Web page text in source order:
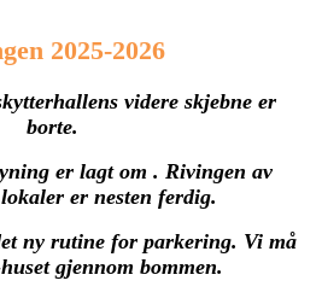
2025-2026
videre skjebne er
borte.
er lagt om . Rivingen av
er nesten ferdig.
ny rutine for parkering. Vi må
gjennom bommen.